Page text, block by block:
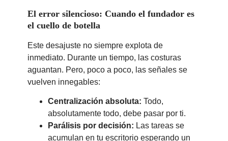
El error silencioso: Cuando el fundador es
el cuello de botella
Este desajuste no siempre explota de
inmediato. Durante un tiempo, las costuras
aguantan. Pero, poco a poco, las señales se
vuelven innegables:
Centralización absoluta: Todo,
absolutamente todo, debe pasar por ti.
Parálisis por decisión: Las tareas se
acumulan en tu escritorio esperando un